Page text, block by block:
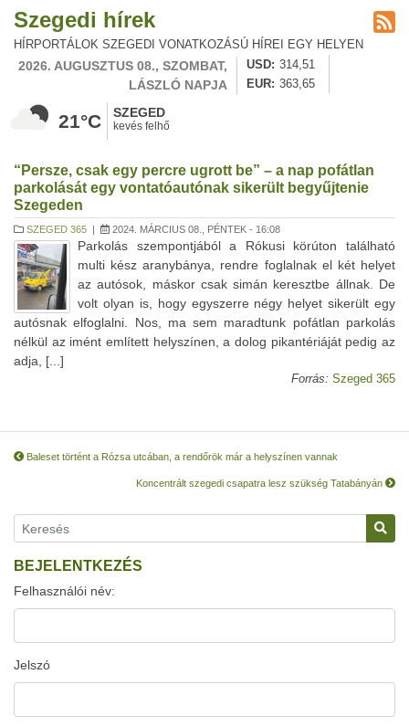
Szegedi hírek
HÍRPORTÁLOK SZEGEDI VONATKOZÁSÚ HÍREI EGY HELYEN
2026. AUGUSZTUS 08., SZOMBAT,
LÁSZLÓ NAPJA
USD
314,51
EUR
363,65
21°C SZEGED
kevés felhő
“Persze, csak egy percre ugrott be” – a nap pofátlan
parkolását egy vontatóautónak sikerült begyűjtenie
Szegeden
SZEGED 365 | 2024. MÁRCIUS 08., PÉNTEK - 16:08
Parkolás szempontjából a Rókusi körúton található
multi kész aranybánya, rendre foglalnak el két helyet
az autósok, máskor csak simán keresztbe állnak. De
volt olyan is, hogy egyszerre négy helyet sikerült egy
autósnak elfoglalni. Nos, ma sem maradtunk pofátlan parkolás
nélkül az imént említett helyszínen, a dolog pikantériáját pedig az
adja, [...]
Forrás: Szeged 365
Baleset történt a Rózsa utcában, a rendőrök már a helyszínen vannak
Koncentrált szegedi csapatra lesz szükség Tatabányán
BEJELENTKEZÉS
Felhasználói név:
Jelszó